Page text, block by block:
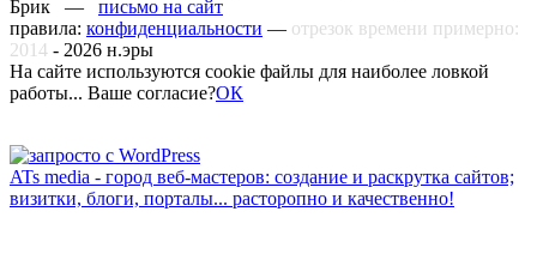
Брик — письмо на сайт
правила: конфиденциальности — отрезок времени примерно:
2014 - 2026 н.эры
На сайте используются cookie файлы для наиболее ловкой
работы... Ваше согласие?ОК
ATs media - город веб-мастеров: создание и раскрутка сайтов;
визитки, блоги, порталы... расторопно и качественно!